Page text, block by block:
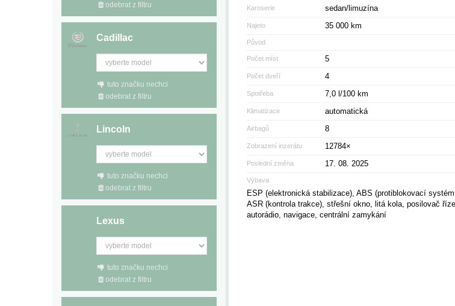
Karoserie sedan/limuzína
Najeto 35 000 km
Původ
Počet míst 5
Počet dveří 4
Spotřeba 7,0 l/100 km
Klimatizace automatická
Airbagů 8
Zobrazení inzerátu 12784×
Poslední změna 17. 08. 2025
Výbava
ESP (elektronická stabilizace), ABS (protiblokovací
ASR (kontrola trakce), střešní okno, litá kola, posilovač
autorádio, navigace, centrální zamykání
odebrat z filtru
Cadillac
tuto značku nechci
odebrat z filtru
Lincoln
tuto značku nechci
odebrat z filtru
Lexus
tuto značku nechci
odebrat z filtru